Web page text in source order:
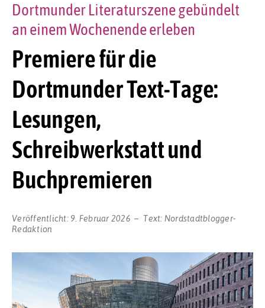
Premiere für die
Dortmunder Text-Tage:
Lesungen,
Schreibwerkstatt und
Buchpremieren
Dortmunder Literaturszene gebündelt
an einem Wochenende erleben
Veröffentlicht: 9. Februar 2026 Text: Nordstadtblogger-
Redaktion